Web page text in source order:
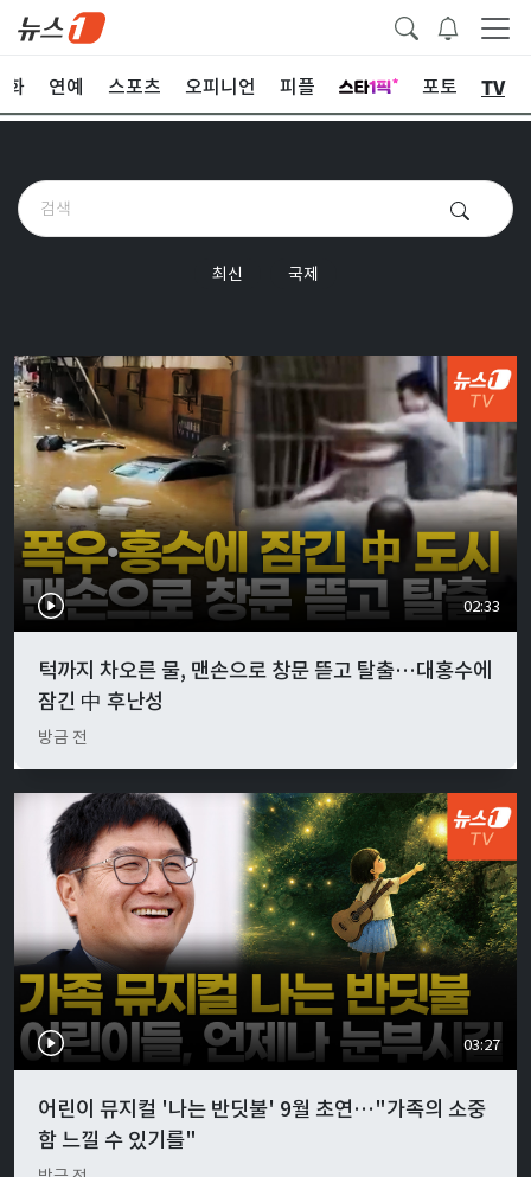
화 연예 스포츠 오피니언 피플 포토 TV
최신 국제
02:33
턱까지 차오른 물, 맨손으로 창문 뜯고 탈출…대홍수에
잠긴 中 후난성
방금 전
03:27
어린이 뮤지컬 '나는 반딧불' 9월 초연…"가족의 소중
함 느낄 수 있기를"